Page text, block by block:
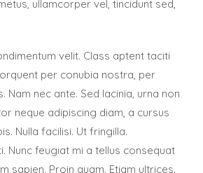
ullamcorper vel, tincidunt sed,
velit. Class aptent taciti
per conubia nostra, per
Nam nec ante. Sed lacinia, urna non
neque adipiscing diam, a cursus
Nulla facilisi. Ut fringilla.
Nunc feugiat mi a tellus consequat
sapien. Proin quam. Etiam ultrices.